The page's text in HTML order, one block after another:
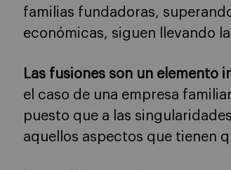
familias fundadoras,
económicas, siguen llevando
Las fusiones son un elemento
el caso de una empresa
puesto que a las
aquellos aspectos que tienen